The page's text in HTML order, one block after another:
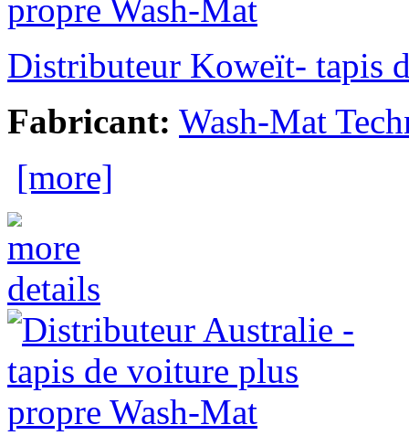
Distributeur Koweït- tapis
Fabricant: Wash-Mat
[more]